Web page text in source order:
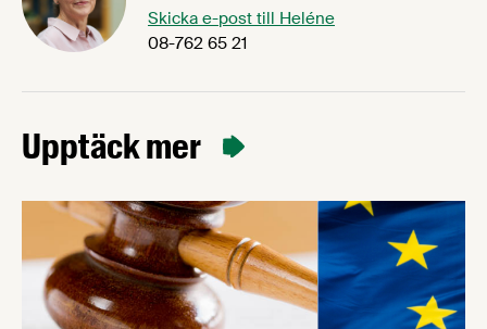
Skicka e-post till Heléne
08-762 65 21
Upptäck mer